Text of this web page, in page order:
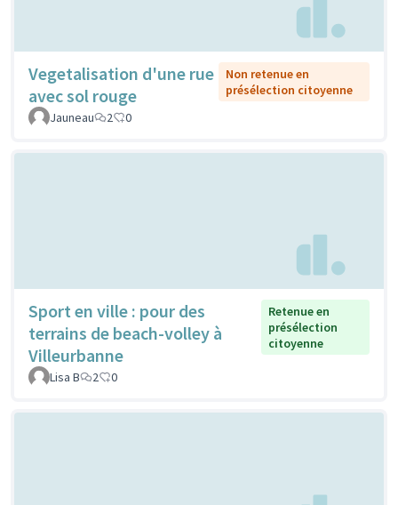
Vegetalisation d'une rue
avec sol rouge
Non retenue en
présélection citoyenne
Jauneau
2 0
Sport en ville : pour des
terrains de beach-volley à
Villeurbanne
Retenue en
présélection
citoyenne
Lisa B 2 0